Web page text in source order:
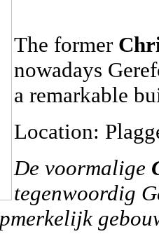
The former
nowadays
a remarkable
Location:
De voormalige
tegenwoordig